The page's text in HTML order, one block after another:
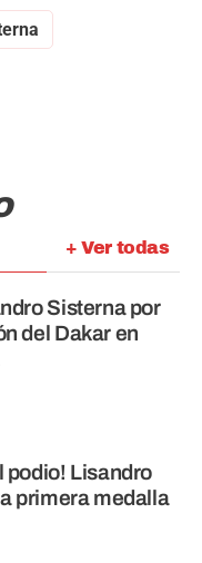
+ Ver todas
Sisterna por
del Dakar en
podio! Lisandro
primera medalla